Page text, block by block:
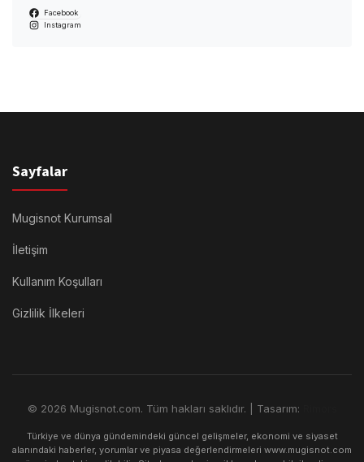
Facebook
Instagram
Sayfalar
Mugisnot Kurumsal
İletişim
Kullanım Koşulları
Gizlilik İlkeleri
© 2026 Mugisnot.com. Tüm hakları saklıdır. | Tasarım:
Türkiye ve dünya gündemindeki güncel gelişmeler, ekonomi ve siyaset
alanındaki haberler, yorumlar ve piyasa değerlendirmeleri www.mugisnot.com